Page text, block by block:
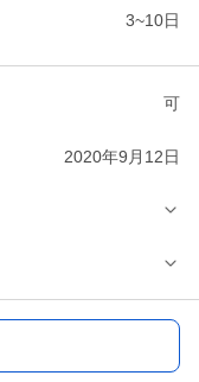
3~10日
可
2020年9月12日